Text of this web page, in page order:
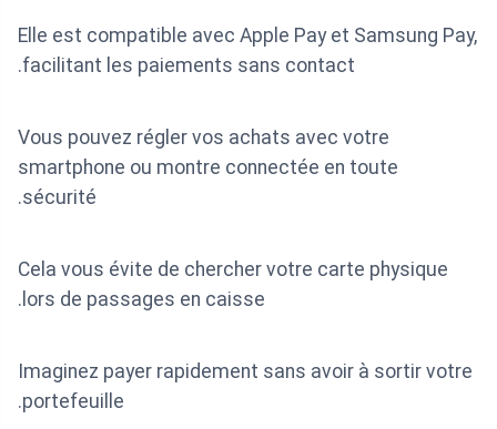
Elle est compatible avec Apple Pay et Samsung Pay,
facilitant les paiements sans contact.
Vous pouvez régler vos achats avec votre
smartphone ou montre connectée en toute
sécurité.
Cela vous évite de chercher votre carte physique
lors de passages en caisse.
Imaginez payer rapidement sans avoir à sortir votre
portefeuille.